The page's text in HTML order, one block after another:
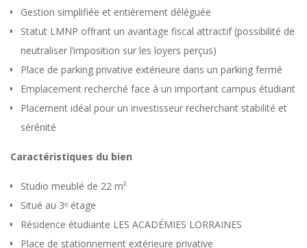
Gestion simplifiée et entièrement déléguée
Statut LMNP offrant un avantage fiscal attractif (possibilité de
neutraliser l’imposition sur les loyers perçus)
Place de parking privative extérieure dans un parking fermé
Emplacement recherché face à un important campus étudiant
Placement idéal pour un investisseur recherchant stabilité et
sérénité
Caractéristiques du bien
Studio meublé de 22 m²
Situé au 3ᵉ étage
Résidence étudiante LES ACADÉMIES LORRAINES
Place de stationnement extérieure privative